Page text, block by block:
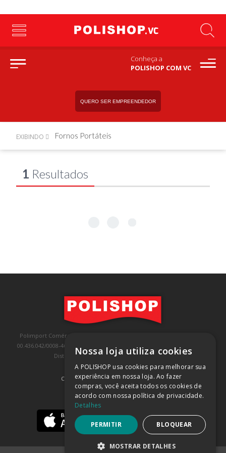
Conheça a
POLISHOP COM VC
QUERO SER EMPREENDEDOR
EXIBINDO Fornos Portáteis
1 Resultados
Polimport Comércio e Exportação LTDA, inscrita no CNPJ/MF sob o nº
00.436.042/0008-46, IE 407.458.707.103, com sede na Rua Kanebo, nº 175,
Distrito Industrial, Jundiaí/SP, CEP: 13213-090
COMPRA 100% SEGURA (SAIBA MAIS)
BAIXE NOSSO APP
Nossa loja utiliza cookies
A POLISHOP usa cookies para melhorar sua
experiência em nossa loja. Ao fazer
compras, você aceita todos os cookies de
acordo com nossa política de privacidade.
Detalhes
PERMITIR BLOQUEAR
MOSTRAR DETALHES